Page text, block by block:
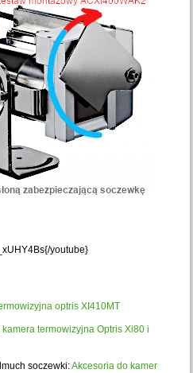
youtube}
optris XI410MT
kamera termowizyjna Optris Xi80 i
soczewki:Akcesoria do kamer